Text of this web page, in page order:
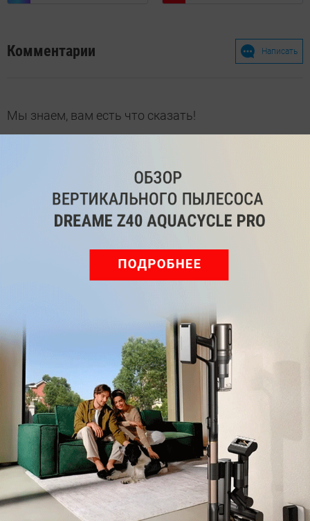
Комментарии Написать
Мы знаем, вам есть что сказать!
Рекомендуем
Обзор вертикального пылесоса Dreame Z40 AquaCycle
Pro: гибкий подход к уборке